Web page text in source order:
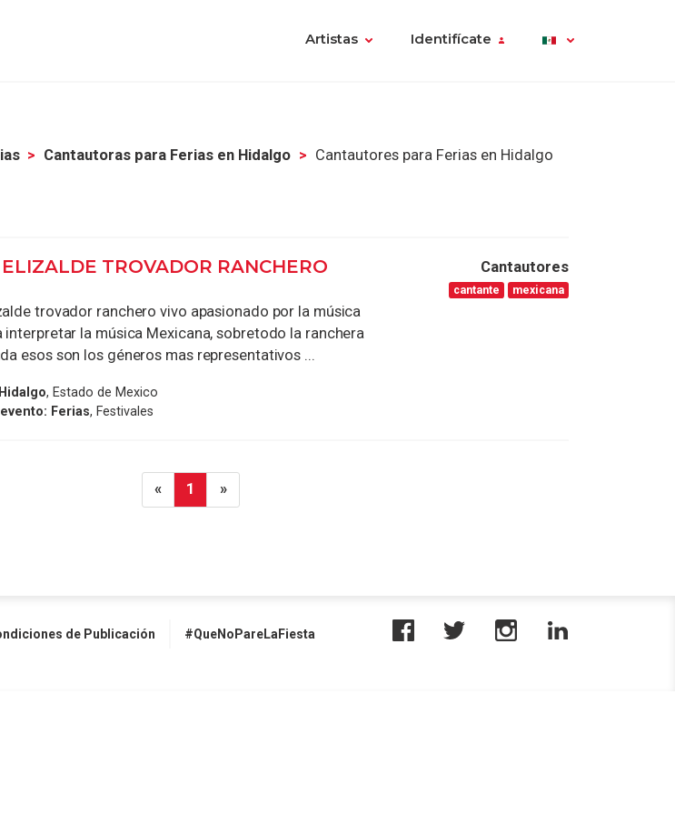
Artistas Identifícate
Cantautoras para Ferias en Hidalgo Cantautores para Ferias en Hidalgo
TROVADOR RANCHERO
trovador ranchero vivo apasionado por la música
interpretar la música Mexicana, sobretodo la ranchera
esos son los géneros mas representativos ...
Hidalgo, Estado de Mexico
Ferias, Festivales
Cantautores
cantante mexicana
« 1 »
de Publicación #QueNoPareLaFiesta